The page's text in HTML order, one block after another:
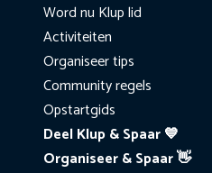
Word nu Klup lid
Activiteiten
Organiseer tips
Community regels
Opstartgids
Deel Klup & Spaar 💙
Organiseer & Spaar 👋